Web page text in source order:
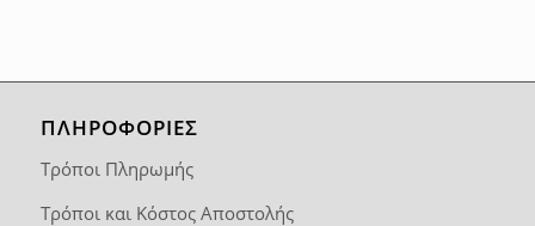
ΠΛΗΡΟΦΟΡΙΕΣ
Τρόποι Πληρωμής
Τρόποι και Κόστος Αποστολής